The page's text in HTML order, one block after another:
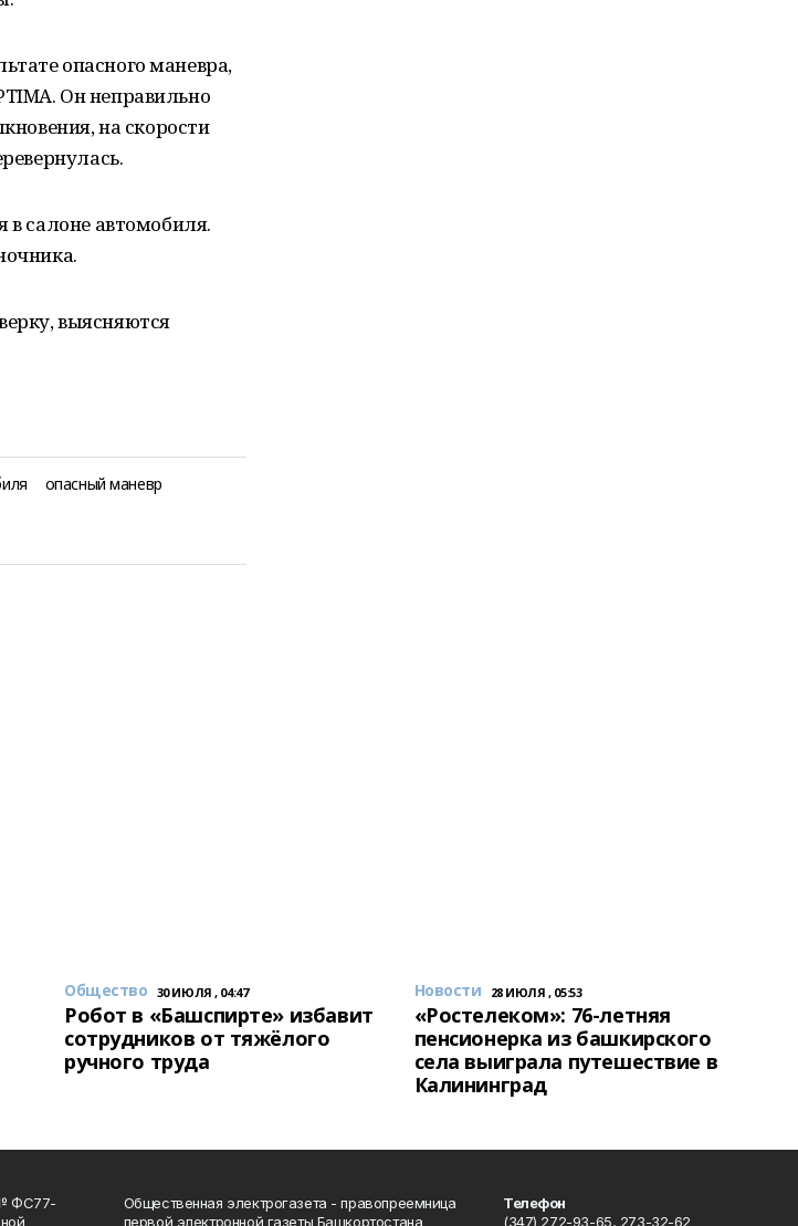
опасного маневра,
Он неправильно
на скорости
салоне автомобиля.
выясняются
опасный маневр
Общество 30 ИЮЛЯ , 04:47
Робот в «Башспирте» избавит
сотрудников от тяжёлого
ручного труда
Новости 28 ИЮЛЯ , 05:53
«Ростелеком»: 76-летняя
пенсионерка из башкирского
села выиграла путешествие в
Калининград
ФС77-
Общественная электрогазета - правопреемница
первой электронной газеты Башкортостана
Телефон
(347) 272-93-65, 273-32-62